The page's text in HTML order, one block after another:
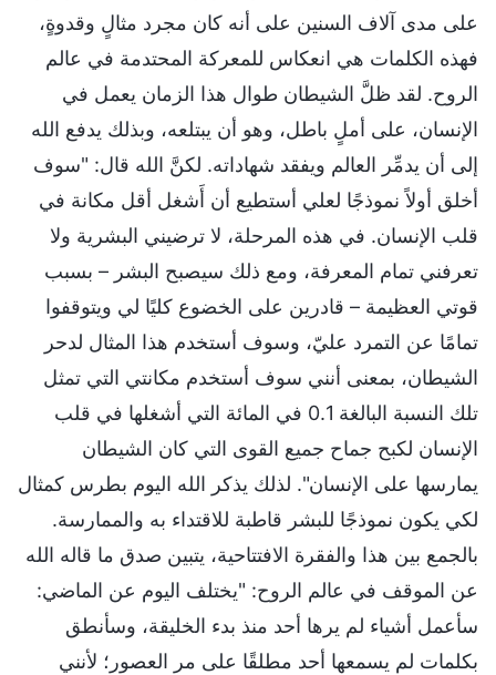
على مدى آلاف السنين على أنه كان مجرد مثالٍ وقدوةٍ،
فهذه الكلمات هي انعكاس للمعركة المحتدمة في عالم
الروح. لقد ظلَّ الشيطان طوال هذا الزمان يعمل في
الإنسان، على أملٍ باطل، وهو أن يبتلعه، وبذلك يدفع الله
إلى أن يدمِّر العالم ويفقد شهاداته. لكنَّ الله قال: "سوف
أخلق أولاً نموذجًا لعلي أستطيع أن أَشغل أقل مكانة في
قلب الإنسان. في هذه المرحلة، لا ترضيني البشرية ولا
تعرفني تمام المعرفة، ومع ذلك سيصبح البشر – بسبب
قوتي العظيمة – قادرين على الخضوع كليًا لي ويتوقفوا
تمامًا عن التمرد عليّ، وسوف أستخدم هذا المثال لدحر
الشيطان، بمعنى أنني سوف أستخدم مكانتي التي تمثل
تلك النسبة البالغة 0.1 في المائة التي أشغلها في قلب
الإنسان لكبح جماح جميع القوى التي كان الشيطان
يمارسها على الإنسان". لذلك يذكر الله اليوم بطرس كمثال
لكي يكون نموذجًا للبشر قاطبة للاقتداء به والممارسة.
بالجمع بين هذا والفقرة الافتتاحية، يتبين صدق ما قاله الله
عن الموقف في عالم الروح: "يختلف اليوم عن الماضي:
سأعمل أشياء لم يرها أحد منذ بدء الخليقة، وسأنطق
بكلمات لم يسمعها أحد مطلقًا على مر العصور؛ لأنني